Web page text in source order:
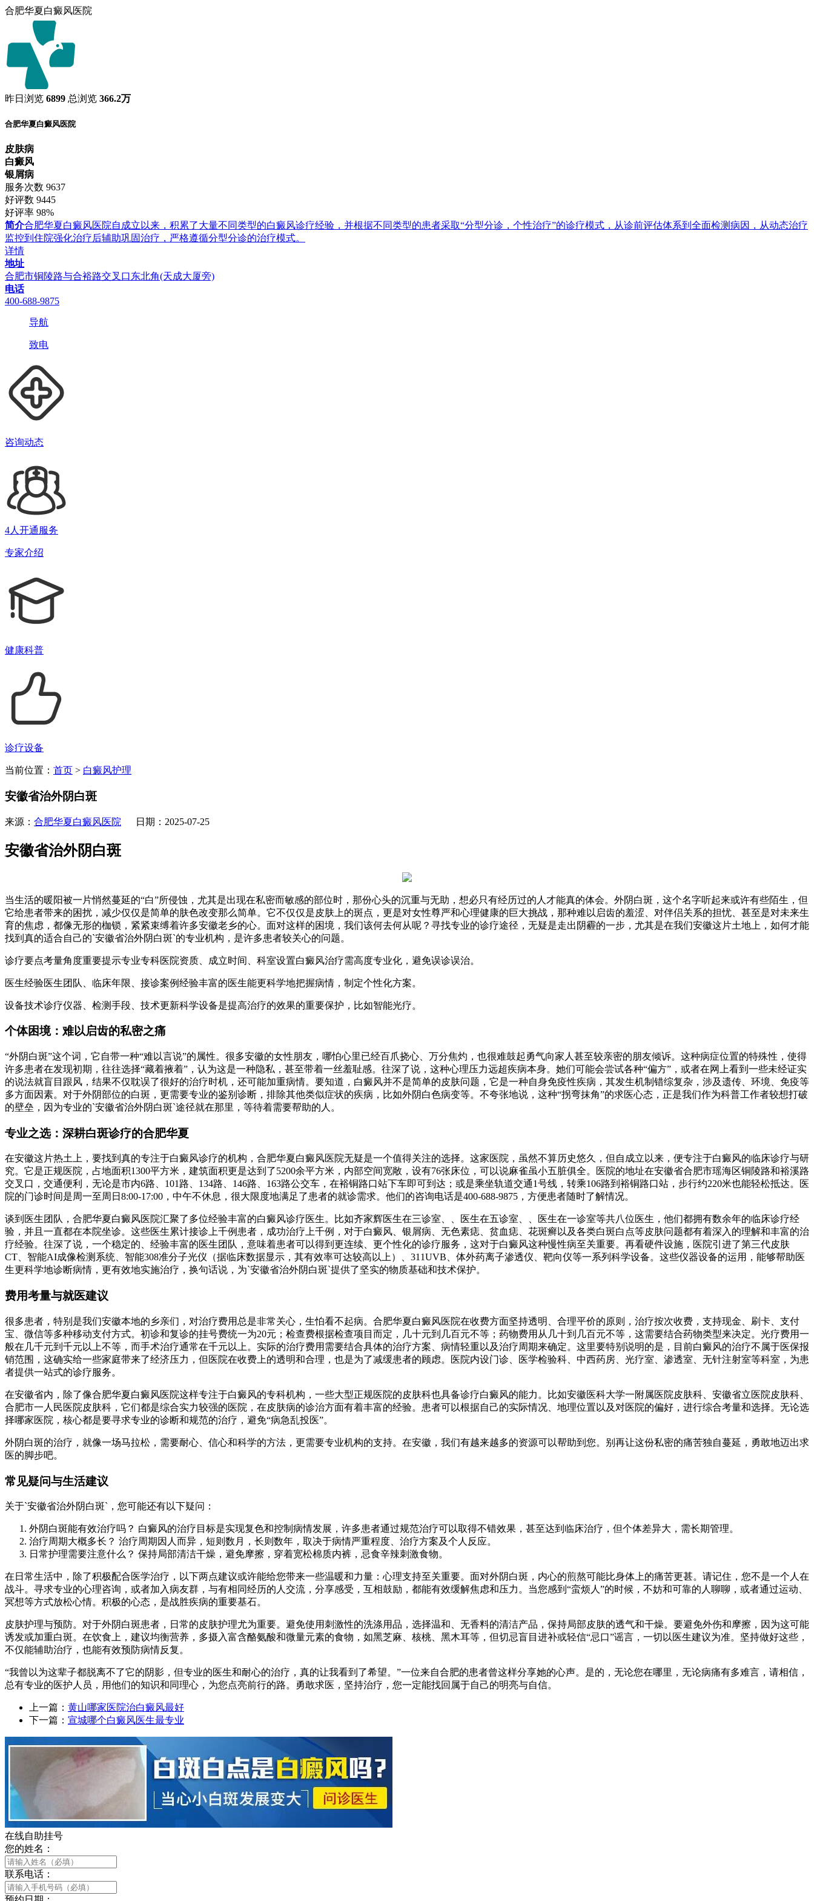
合肥华夏白癜风医院
昨日浏览 6899 总浏览 366.2万
合肥华夏白癜风医院
皮肤病
白癜风
银屑病
服务次数 9637
好评数 9445
好评率 98%
简介合肥华夏白癜风医院自成立以来，积累了大量不同类型的白癜风诊疗经验，并根据不同类型的患者采取“分型分诊，个性治疗”的诊疗模式，从诊前评估体系到全面检测病因，从动态治疗
监控到住院强化治疗后辅助巩固治疗，严格遵循分型分诊的治疗模式。
详情
地址
合肥市铜陵路与合裕路交叉口东北角(天成大厦旁)
电话
400-688-9875
导航
致电
咨询动态
4人开通服务
专家介绍
健康科普
诊疗设备
当前位置： 首页 > 白癜风护理
安徽省治外阴白斑
来源： 合肥华夏白癜风医院 日期：2025-07-25
安徽省治外阴白斑
当生活的暖阳被一片悄然蔓延的“白”所侵蚀，尤其是出现在私密而敏感的部位时，那份心头的沉重与无助，想必只有经历过的人才能真的体会。外阴白斑，这个名字听起来或许有些陌生，但
它给患者带来的困扰，减少仅仅是简单的肤色改变那么简单。它不仅仅是皮肤上的斑点，更是对女性尊严和心理健康的巨大挑战，那种难以启齿的羞涩、对伴侣关系的担忧、甚至是对未来生
育的焦虑，都像无形的枷锁，紧紧束缚着许多安徽老乡的心。面对这样的困境，我们该何去何从呢？寻找专业的诊疗途径，无疑是走出阴霾的一步，尤其是在我们安徽这片土地上，如何才能
找到真的适合自己的`安徽省治外阴白斑`的专业机构，是许多患者较关心的问题。
诊疗要点考量角度重要提示专业专科医院资质、成立时间、科室设置白癜风治疗需高度专业化，避免误诊误治。
医生经验医生团队、临床年限、接诊案例经验丰富的医生能更科学地把握病情，制定个性化方案。
设备技术诊疗仪器、检测手段、技术更新科学设备是提高治疗的效果的重要保护，比如智能光疗。
个体困境：难以启齿的私密之痛
“外阴白斑”这个词，它自带一种“难以言说”的属性。很多安徽的女性朋友，哪怕心里已经百爪挠心、万分焦灼，也很难鼓起勇气向家人甚至较亲密的朋友倾诉。这种病症位置的特殊性，使得
许多患者在发现初期，往往选择“藏着掖着”，认为这是一种隐私，甚至带着一丝羞耻感。往深了说，这种心理压力远超疾病本身。她们可能会尝试各种“偏方”，或者在网上看到一些未经证实
的说法就盲目跟风，结果不仅耽误了很好的治疗时机，还可能加重病情。要知道，白癜风并不是简单的皮肤问题，它是一种自身免疫性疾病，其发生机制错综复杂，涉及遗传、环境、免疫等
多方面因素。对于外阴部位的白斑，更需要专业的鉴别诊断，排除其他类似症状的疾病，比如外阴白色病变等。不夸张地说，这种“拐弯抹角”的求医心态，正是我们作为科普工作者较想打破
的壁垒，因为专业的`安徽省治外阴白斑`途径就在那里，等待着需要帮助的人。
专业之选：深耕白斑诊疗的合肥华夏
在安徽这片热土上，要找到真的专注于白癜风诊疗的机构，合肥华夏白癜风医院无疑是一个值得关注的选择。这家医院，虽然不算历史悠久，但自成立以来，便专注于白癜风的临床诊疗与研
究。它是正规医院，占地面积1300平方米，建筑面积更是达到了5200余平方米，内部空间宽敞，设有76张床位，可以说麻雀虽小五脏俱全。医院的地址在安徽省合肥市瑶海区铜陵路和裕溪路
交叉口，交通便利，无论是市内6路、101路、134路、146路、163路公交车，在裕铜路口站下车即可到达；或是乘坐轨道交通1号线，转乘106路到裕铜路口站，步行约220米也能轻松抵达。医
院的门诊时间是周一至周日8:00-17:00，中午不休息，很大限度地满足了患者的就诊需求。他们的咨询电话是400-688-9875，方便患者随时了解情况。
谈到医生团队，合肥华夏白癜风医院汇聚了多位经验丰富的白癜风诊疗医生。比如齐家辉医生在三诊室、、医生在五诊室、、医生在一诊室等共八位医生，他们都拥有数余年的临床诊疗经
验，并且一直都在本院坐诊。这些医生累计接诊上千例患者，成功治疗上千例，对于白癜风、银屑病、无色素痣、贫血痣、花斑癣以及各类白斑白点等皮肤问题都有着深入的理解和丰富的治
疗经验。往深了说，一个稳定的、经验丰富的医生团队，意味着患者可以得到更连续、更个性化的诊疗服务，这对于白癜风这种慢性病至关重要。再看硬件设施，医院引进了第三代皮肤
CT、智能AI成像检测系统、智能308准分子光仪（据临床数据显示，其有效率可达较高以上）、311UVB、体外药离子渗透仪、靶向仪等一系列科学设备。这些仪器设备的运用，能够帮助医
生更科学地诊断病情，更有效地实施治疗，换句话说，为`安徽省治外阴白斑`提供了坚实的物质基础和技术保护。
费用考量与就医建议
很多患者，特别是我们安徽本地的乡亲们，对治疗费用总是非常关心，生怕看不起病。合肥华夏白癜风医院在收费方面坚持透明、合理平价的原则，治疗按次收费，支持现金、刷卡、支付
宝、微信等多种移动支付方式。初诊和复诊的挂号费统一为20元；检查费根据检查项目而定，几十元到几百元不等；药物费用从几十到几百元不等，这需要结合药物类型来决定。光疗费用一
般在几千元到千元以上不等，而手术治疗通常在千元以上。实际的治疗费用需要结合具体的治疗方案、病情轻重以及治疗周期来确定。这里要特别说明的是，目前白癜风的治疗不属于医保报
销范围，这确实给一些家庭带来了经济压力，但医院在收费上的透明和合理，也是为了减缓患者的顾虑。医院内设门诊、医学检验科、中西药房、光疗室、渗透室、无针注射室等科室，为患
者提供一站式的诊疗服务。
在安徽省内，除了像合肥华夏白癜风医院这样专注于白癜风的专科机构，一些大型正规医院的皮肤科也具备诊疗白癜风的能力。比如安徽医科大学一附属医院皮肤科、安徽省立医院皮肤科、
合肥市一人民医院皮肤科，它们都是综合实力较强的医院，在皮肤病的诊治方面有着丰富的经验。患者可以根据自己的实际情况、地理位置以及对医院的偏好，进行综合考量和选择。无论选
择哪家医院，核心都是要寻求专业的诊断和规范的治疗，避免“病急乱投医”。
外阴白斑的治疗，就像一场马拉松，需要耐心、信心和科学的方法，更需要专业机构的支持。在安徽，我们有越来越多的资源可以帮助到您。别再让这份私密的痛苦独自蔓延，勇敢地迈出求
医的脚步吧。
常见疑问与生活建议
关于`安徽省治外阴白斑`，您可能还有以下疑问：
外阴白斑能有效治疗吗？ 白癜风的治疗目标是实现复色和控制病情发展，许多患者通过规范治疗可以取得不错效果，甚至达到临床治疗，但个体差异大，需长期管理。
治疗周期大概多长？ 治疗周期因人而异，短则数月，长则数年，取决于病情严重程度、治疗方案及个人反应。
日常护理需要注意什么？ 保持局部清洁干燥，避免摩擦，穿着宽松棉质内裤，忌食辛辣刺激食物。
在日常生活中，除了积极配合医学治疗，以下两点建议或许能给您带来一些温暖和力量：心理支持至关重要。面对外阴白斑，内心的煎熬可能比身体上的痛苦更甚。请记住，您不是一个人在
战斗。寻求专业的心理咨询，或者加入病友群，与有相同经历的人交流，分享感受，互相鼓励，都能有效缓解焦虑和压力。当您感到“蛮烦人”的时候，不妨和可靠的人聊聊，或者通过运动、
冥想等方式放松心情。积极的心态，是战胜疾病的重要基石。
皮肤护理与预防。对于外阴白斑患者，日常的皮肤护理尤为重要。避免使用刺激性的洗涤用品，选择温和、无香料的清洁产品，保持局部皮肤的透气和干燥。要避免外伤和摩擦，因为这可能
诱发或加重白斑。在饮食上，建议均衡营养，多摄入富含酪氨酸和微量元素的食物，如黑芝麻、核桃、黑木耳等，但切忌盲目进补或轻信“忌口”谣言，一切以医生建议为准。坚持做好这些，
不仅能辅助治疗，也能有效预防病情反复。
“我曾以为这辈子都脱离不了它的阴影，但专业的医生和耐心的治疗，真的让我看到了希望。”一位来自合肥的患者曾这样分享她的心声。是的，无论您在哪里，无论病痛有多难言，请相信，
总有专业的医护人员，用他们的知识和同理心，为您点亮前行的路。勇敢求医，坚持治疗，您一定能找回属于自己的明亮与自信。
上一篇： 黄山哪家医院治白癜风最好
下一篇： 宣城哪个白癜风医生最专业
在线自助挂号
您的姓名：
联系电话：